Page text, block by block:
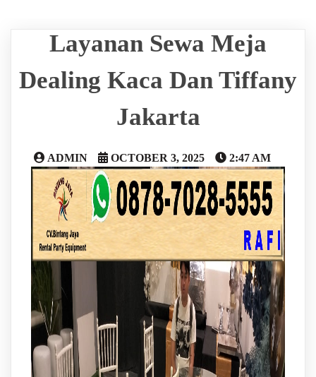
Layanan Sewa Meja
Dealing Kaca Dan Tiffany
Jakarta
ADMIN OCTOBER 3, 2025 2:47 AM